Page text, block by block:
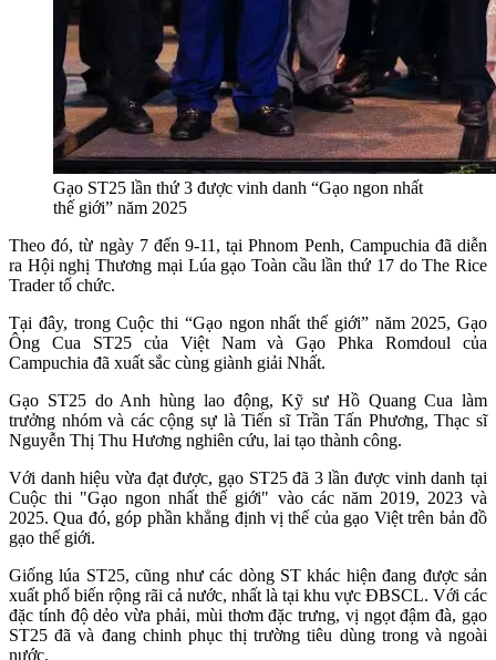
Gạo ST25 lần thứ 3 được vinh danh “Gạo ngon nhất
thế giới” năm 2025
Theo đó, từ ngày 7 đến 9-11, tại Phnom Penh, Campuchia đã diễn
ra Hội nghị Thương mại Lúa gạo Toàn cầu lần thứ 17 do The Rice
Trader tổ chức.
Tại đây, trong Cuộc thi “Gạo ngon nhất thế giới” năm 2025, Gạo
Ông Cua ST25 của Việt Nam và Gạo Phka Romdoul của
Campuchia đã xuất sắc cùng giành giải Nhất.
Gạo ST25 do Anh hùng lao động, Kỹ sư Hồ Quang Cua làm
trưởng nhóm và các cộng sự là Tiến sĩ Trần Tấn Phương, Thạc sĩ
Nguyễn Thị Thu Hương nghiên cứu, lai tạo thành công.
Với danh hiệu vừa đạt được, gạo ST25 đã 3 lần được vinh danh tại
Cuộc thi "Gạo ngon nhất thế giới" vào các năm 2019, 2023 và
2025. Qua đó, góp phần khẳng định vị thế của gạo Việt trên bản đồ
gạo thế giới.
Giống lúa ST25, cũng như các dòng ST khác hiện đang được sản
xuất phổ biến rộng rãi cả nước, nhất là tại khu vực ĐBSCL. Với các
đặc tính độ dẻo vừa phải, mùi thơm đặc trưng, vị ngọt đậm đà, gạo
ST25 đã và đang chinh phục thị trường tiêu dùng trong và ngoài
nước.